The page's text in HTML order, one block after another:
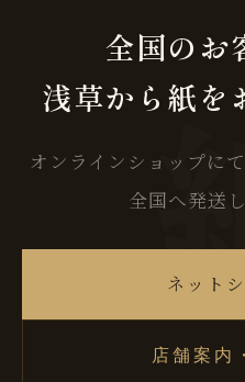
全国のお
浅草から紙を
オンラインショップに
全国へ発送
ネット
店舗案内